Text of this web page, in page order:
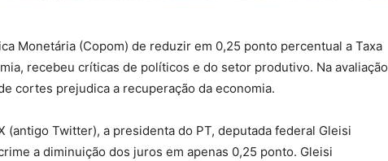
Monetária (Copom) de reduzir em 0,25 ponto percentual a Taxa
recebeu críticas de políticos e do setor produtivo. Na avaliação
cortes prejudica a recuperação da economia.
(antigo Twitter), a presidenta do PT, deputada federal Gleisi
a diminuição dos juros em apenas 0,25 ponto. Gleisi